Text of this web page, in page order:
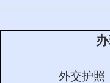
外交护照